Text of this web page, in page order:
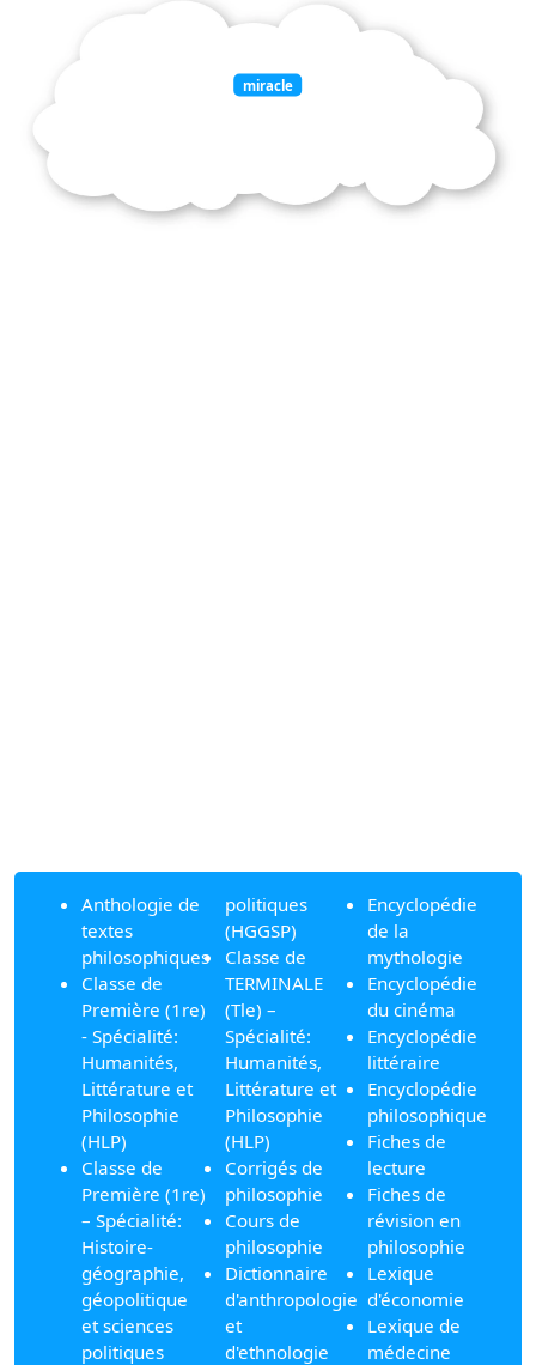
miracle
Anthologie de
textes
philosophiques
Classe de
Première (1re)
- Spécialité:
Humanités,
Littérature et
Philosophie
(HLP)
Classe de
Première (1re)
– Spécialité:
Histoire-
géographie,
géopolitique
et sciences
politiques
politiques
(HGGSP)
Classe de
TERMINALE
(Tle) –
Spécialité:
Humanités,
Littérature et
Philosophie
(HLP)
Corrigés de
philosophie
Cours de
philosophie
Dictionnaire
d'anthropologie
et
d'ethnologie
Encyclopédie
de la
mythologie
Encyclopédie
du cinéma
Encyclopédie
littéraire
Encyclopédie
philosophique
Fiches de
lecture
Fiches de
révision en
philosophie
Lexique
d'économie
Lexique de
médecine